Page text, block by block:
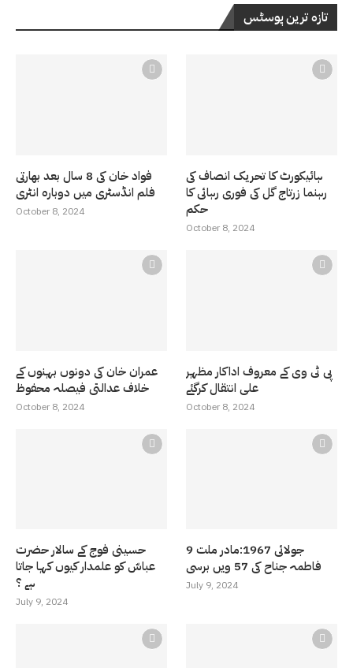
تازہ ترین پوسٹس
فواد خان کی 8 سال بعد بھارتی
فلم انڈسٹری میں دوبارہ انٹری
October 8, 2024
ہائیکورٹ کا تحریک انصاف کی
رہنما زرتاج گل کی فوری رہائی کا
حکم
October 8, 2024
عمران خان کی دونوں بہنوں کے
خلاف عدالتی فیصلہ محفوظ
October 8, 2024
پی ٹی وی کے معروف اداکار مظہر
علی انتقال کرگئے
October 8, 2024
حسینی فوج کے سالار حضرت
عباسّ کو علمدار کیوں کہا جاتا
ہے ؟
July 9, 2024
9 جولائی 1967:مادر ملت
فاطمہ جناح کی 57 ویں برسی
July 9, 2024